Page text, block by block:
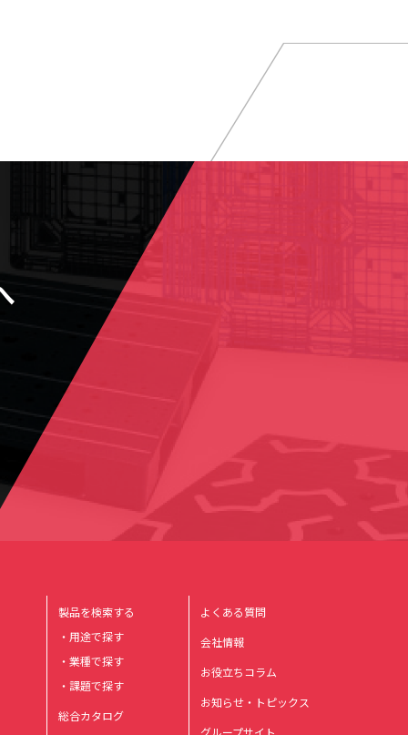
製品を検索する
・用途で探す
・業種で探す
・課題で探す
総合カタログ
よくある質問
会社情報
お役立ちコラム
お知らせ・トピックス
グループサイト